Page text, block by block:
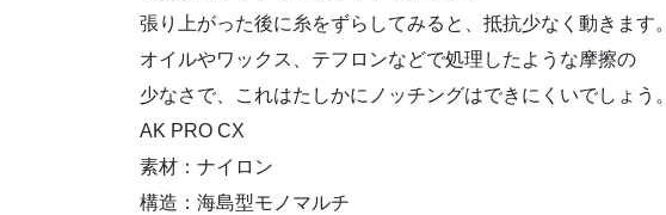
張り上がった後に糸をずらしてみると、抵抗少なく動きます。
オイルやワックス、テフロンなどで処理したような摩擦の
少なさで、これはたしかにノッチングはできにくいでしょう。
AK PRO CX
素材：ナイロン
構造：海島型モノマルチ